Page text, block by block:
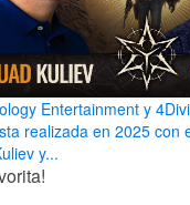
Entertainment y
realizada en 2025 con
y...